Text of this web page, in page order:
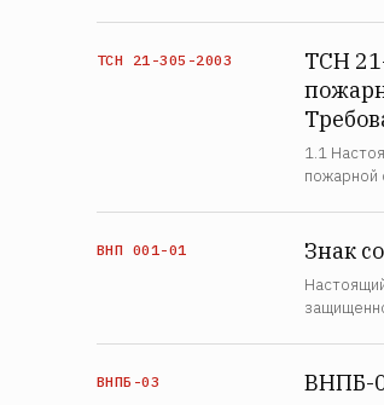
ТСН 21-305-2003
ТСН
1.1
пожарной
ВНП 001-01 Знак
ВНПБ-03 ВНПБ-